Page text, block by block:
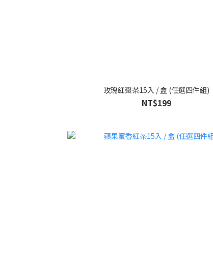
玫瑰紅棗茶15入 / 盒 (任選四件組)
NT$199